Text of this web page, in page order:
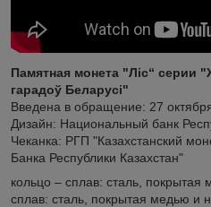
Памятная монета "Ліс“ серии
гарадоў Беларусі"
Введена в обращение: 27
Дизайн: Национальный банк
Чеканка: РГП "Казахстанский
Банка Республики Казахстан"
кольцо – сплав: сталь,
сплав: сталь, покрытая медью и